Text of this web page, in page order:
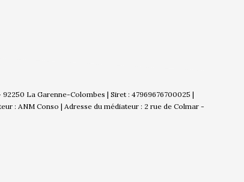
La Garenne-Colombes | Siret : 47969676700025 |
: ANM Conso | Adresse du médiateur : 2 rue de Colmar -